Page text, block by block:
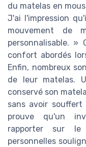
du matelas en
J'ai l'impression
mouvement de
personnalisable.
confort abordés
Enfin, nombreux
de leur matelas.
conservé son
sans avoir
prouve qu'un
rapporter sur le
personnelles